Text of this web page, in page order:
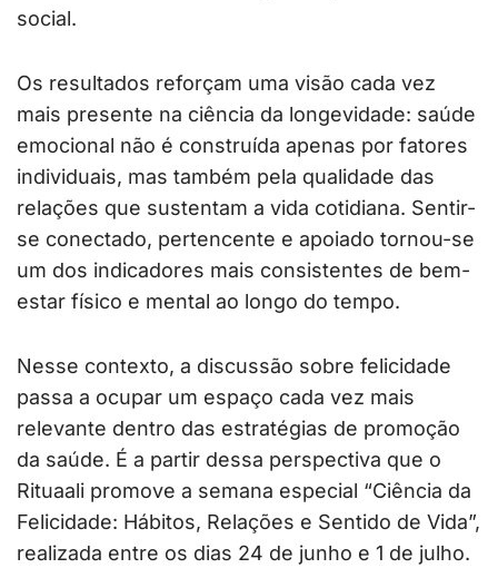
social.
Os resultados reforçam uma visão cada vez
mais presente na ciência da longevidade: saúde
emocional não é construída apenas por fatores
individuais, mas também pela qualidade das
relações que sustentam a vida cotidiana. Sentir-
se conectado, pertencente e apoiado tornou-se
um dos indicadores mais consistentes de bem-
estar físico e mental ao longo do tempo.
Nesse contexto, a discussão sobre felicidade
passa a ocupar um espaço cada vez mais
relevante dentro das estratégias de promoção
da saúde. É a partir dessa perspectiva que o
Rituaali promove a semana especial “Ciência da
Felicidade: Hábitos, Relações e Sentido de Vida”,
realizada entre os dias 24 de junho e 1 de julho.